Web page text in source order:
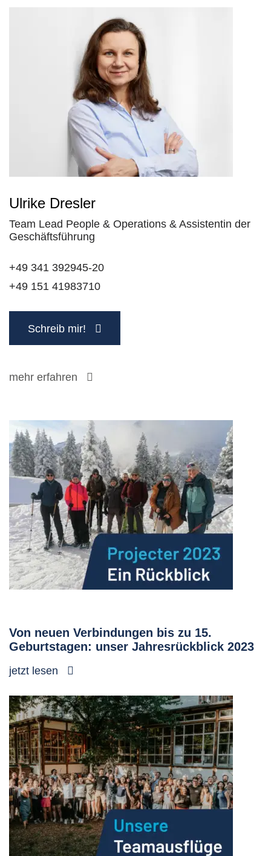
Von neuen Verbindungen bis zu 15.
Geburtstagen: unser Jahresrückblick 2023
jetzt lesen
Ulrike Dresler
Team Lead People & Operations & Assistentin der
Geschäftsführung
+49 341 392945-20
+49 151 41983710
Schreib mir!
mehr erfahren